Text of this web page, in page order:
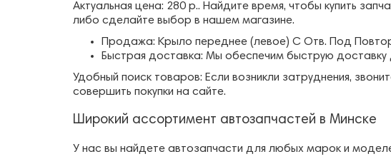
Актуальная цена: 280 р.. Найдите время, чтобы купить
либо сделайте выбор в нашем магазине.
Продажа: Крыло переднее (левое) С Отв. Под
Быстрая доставка: Мы обеспечим быструю
Удобный поиск товаров: Если возникли затруднения,
совершить покупки на сайте.
Широкий ассортимент автозапчастей в Минске
У нас вы найдете автозапчасти для любых марок и